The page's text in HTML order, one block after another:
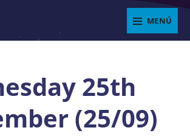
MENÚ
25th
(25/09)